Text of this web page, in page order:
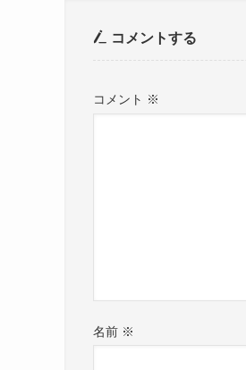
コメントする
コメント ※
名前 ※